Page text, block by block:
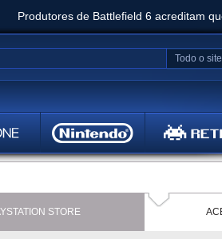
Produtores de Battlefield 6 acreditam
Obscur: Expedition 33 já vendeu 5
Todo o site
STORE